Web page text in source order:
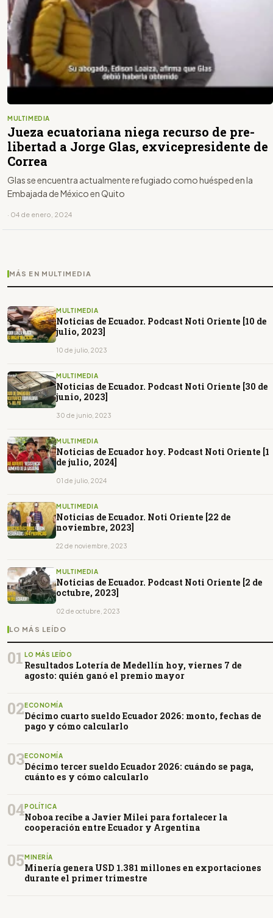
MULTIMEDIA
Jueza ecuatoriana niega recurso de pre-
libertad a Jorge Glas, exvicepresidente de
Correa
Glas se encuentra actualmente refugiado como huésped en la
Embajada de México en Quito
· 04 de enero, 2024
MÁS EN MULTIMEDIA
MULTIMEDIA
Noticias de Ecuador. Podcast Noti Oriente [10 de
julio, 2023]
10 de julio, 2023
MULTIMEDIA
Noticias de Ecuador. Podcast Noti Oriente [30 de
junio, 2023]
30 de junio, 2023
MULTIMEDIA
Noticias de Ecuador hoy. Podcast Noti Oriente [1
de julio, 2024]
01 de julio, 2024
MULTIMEDIA
Noticias de Ecuador. Noti Oriente [22 de
noviembre, 2023]
22 de noviembre, 2023
MULTIMEDIA
Noticias de Ecuador. Podcast Noti Oriente [2 de
octubre, 2023]
02 de octubre, 2023
LO MÁS LEÍDO
01 LO MÁS LEÍDO
Resultados Lotería de Medellín hoy, viernes 7 de
agosto: quién ganó el premio mayor
02ECONOMÍA
Décimo cuarto sueldo Ecuador 2026: monto, fechas de
pago y cómo calcularlo
03ECONOMÍA
Décimo tercer sueldo Ecuador 2026: cuándo se paga,
cuánto es y cómo calcularlo
04POLÍTICA
Noboa recibe a Javier Milei para fortalecer la
cooperación entre Ecuador y Argentina
05MINERÍA
Minería genera USD 1.381 millones en exportaciones
durante el primer trimestre